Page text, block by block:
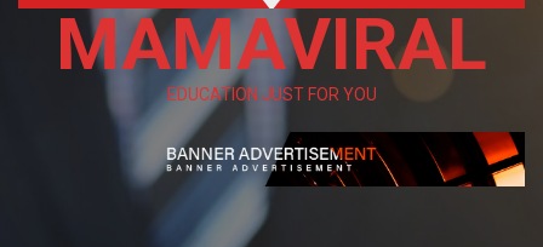
MAMAVIRAL
EDUCATION JUST FOR YOU